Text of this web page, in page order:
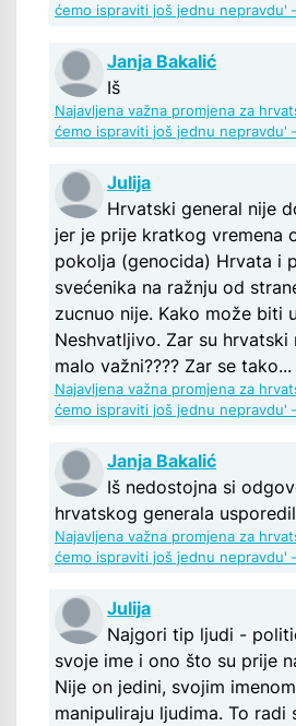
ćemo ispraviti još jednu nepravdu'
Janja Bakalić
Iš
Najavljena važna promjena za
ćemo ispraviti još jednu nepravdu'
Julija
Hrvatski general nije
jer je prije kratkog vremena
pokolja (genocida) Hrvata i
svećenika na ražnju od
zucnuo nije. Kako može biti
Neshvatljivo. Zar su
malo važni???? Zar se tako...
Najavljena važna promjena za
ćemo ispraviti još jednu nepravdu'
Janja Bakalić
Iš nedostojna si
hrvatskog generala
Najavljena važna promjena za
ćemo ispraviti još jednu nepravdu'
Julija
Najgori tip ljudi -
svoje ime i ono što su prije
Nije on jedini, svojim
manipuliraju ljudima. To radi